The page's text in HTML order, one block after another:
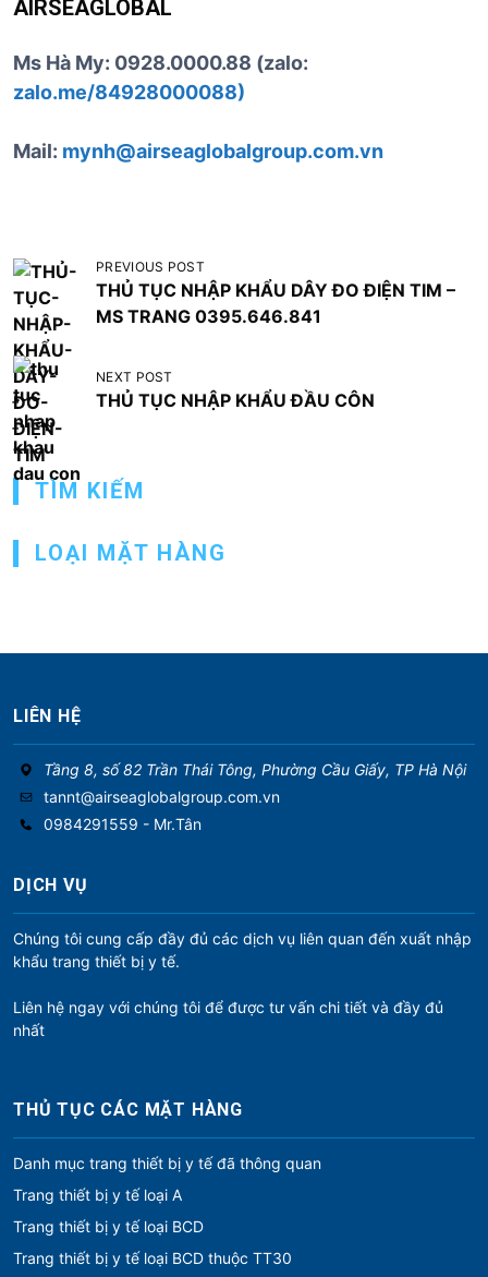
AIRSEAGLOBAL
Ms Hà My: 0928.0000.88 (zalo:
zalo.me/84928000088)
Mail: mynh@airseaglobalgroup.com.vn
Đ
i
ề
u
h
ư
ớ
n
g
b
ế
t
PREVIOUS POST
THỦ TỤC NHẬP KHẨU DÂY ĐO ĐIỆN TIM –
MS TRANG 0395.646.841
NEXT POST
THỦ TỤC NHẬP KHẨU ĐẦU CÔN
TÌM KIẾM
LOẠI MẶT HÀNG
LIÊN HỆ
Tầng 8, số 82 Trần Thái Tông, Phường Cầu Giấy, TP Hà Nội
tannt@airseaglobalgroup.com.vn
0984291559 - Mr.Tân
DỊCH VỤ
Chúng tôi cung cấp đầy đủ các dịch vụ liên quan đến xuất nhập
khẩu trang thiết bị y tế.
Liên hệ ngay với chúng tôi để được tư vấn chi tiết và đầy đủ
nhất
THỦ TỤC CÁC MẶT HÀNG
Danh mục trang thiết bị y tế đã thông quan
Trang thiết bị y tế loại A
Trang thiết bị y tế loại BCD
Trang thiết bị y tế loại BCD thuộc TT30